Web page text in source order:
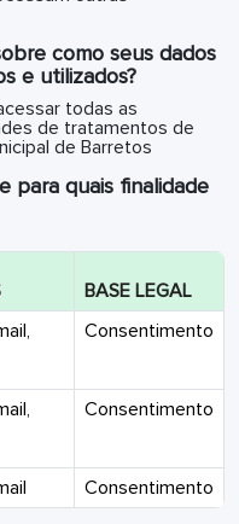
como seus dados
e utilizados?
todas as
de tratamentos de
de Barretos
para quais finalidade
BASE LEGAL
Consentimento
Consentimento
Consentimento